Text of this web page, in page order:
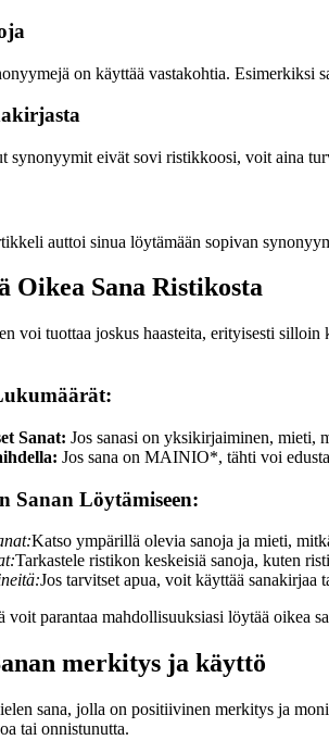
on käyttää vastakohtia. Esimerkiksi
synonyymit eivät sovi ristikkoosi, voit aina
auttoi sinua löytämään sopivan
Oikea Sana Ristikosta
voi tuottaa joskus haasteita, erityisesti
Sanat: Jos sanasi on yksikirjaiminen,
Jos sana on MAINIO*, tähti voi
Sanan Löytämiseen:
Katso ympärillä olevia sanoja ja mieti,
Tarkastele ristikon keskeisiä sanoja, kuten
Jos tarvitset apua, voit käyttää
parantaa mahdollisuuksiasi löytää oikea
merkitys ja käyttö
sana, jolla on positiivinen merkitys ja
tai onnistunutta.